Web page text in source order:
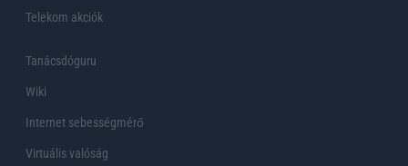
Telekom akciók
Tanácsdóguru
Wiki
Internet sebességmérő
Virtuális valóság